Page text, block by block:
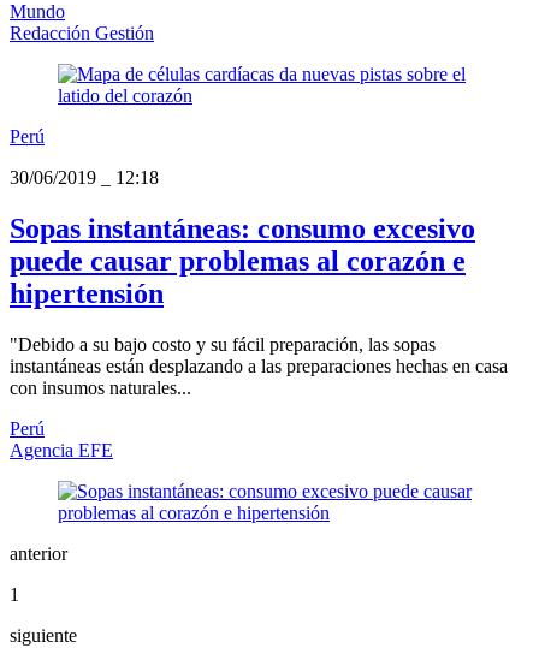
Mundo
Redacción Gestión
Perú
30/06/2019
12:18
Sopas instantáneas: consumo excesivo
puede causar problemas al corazón e
hipertensión
"Debido a su bajo costo y su fácil preparación, las sopas
instantáneas están desplazando a las preparaciones hechas en casa
con insumos naturales...
Perú
Agencia EFE
anterior
1
siguiente